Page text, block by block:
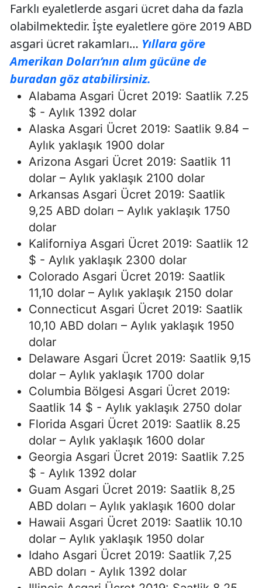
Farklı eyaletlerde asgari ücret daha da fazla
olabilmektedir. İşte eyaletlere göre 2019 ABD
asgari ücret rakamları… Yıllara göre
Amerikan Doları’nın alım gücüne de
buradan göz atabilirsiniz.
Alabama Asgari Ücret 2019: Saatlik 7.25
$ - Aylık 1392 dolar
Alaska Asgari Ücret 2019: Saatlik 9.84 –
Aylık yaklaşık 1900 dolar
Arizona Asgari Ücret 2019: Saatlik 11
dolar – Aylık yaklaşık 2100 dolar
Arkansas Asgari Ücret 2019: Saatlik
9,25 ABD doları – Aylık yaklaşık 1750
dolar
Kaliforniya Asgari Ücret 2019: Saatlik 12
$ - Aylık yaklaşık 2300 dolar
Colorado Asgari Ücret 2019: Saatlik
11,10 dolar – Aylık yaklaşık 2150 dolar
Connecticut Asgari Ücret 2019: Saatlik
10,10 ABD doları – Aylık yaklaşık 1950
dolar
Delaware Asgari Ücret 2019: Saatlik 9,15
dolar – Aylık yaklaşık 1700 dolar
Columbia Bölgesi Asgari Ücret 2019:
Saatlik 14 $ - Aylık yaklaşık 2750 dolar
Florida Asgari Ücret 2019: Saatlik 8.25
dolar – Aylık yaklaşık 1600 dolar
Georgia Asgari Ücret 2019: Saatlik 7.25
$ - Aylık 1392 dolar
Guam Asgari Ücret 2019: Saatlik 8,25
ABD doları – Aylık yaklaşık 1600 dolar
Hawaii Asgari Ücret 2019: Saatlik 10.10
dolar – Aylık yaklaşık 1950 dolar
Idaho Asgari Ücret 2019: Saatlik 7,25
ABD doları - Aylık 1392 dolar